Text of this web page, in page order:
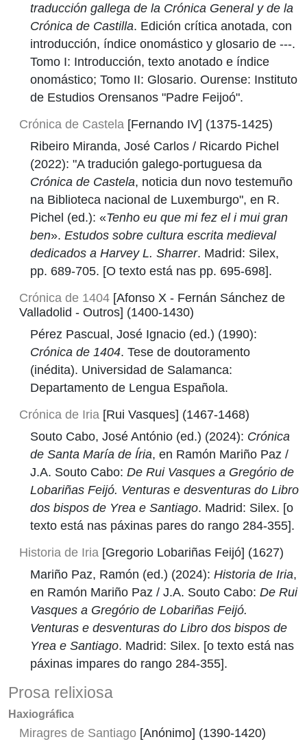
traducción gallega de la Crónica General y de la
Crónica de Castilla. Edición crítica anotada, con
introducción, índice onomástico y glosario de ---.
Tomo I: Introducción, texto anotado e índice
onomástico; Tomo II: Glosario. Ourense: Instituto
de Estudios Orensanos "Padre Feijoó".
Crónica de Castela [Fernando IV] (1375-1425)
Ribeiro Miranda, José Carlos / Ricardo Pichel
(2022): "A tradución galego-portuguesa da
Crónica de Castela, noticia dun novo testemuño
na Biblioteca nacional de Luxemburgo", en R.
Pichel (ed.): «Tenho eu que mi fez el i mui gran
ben». Estudos sobre cultura escrita medieval
dedicados a Harvey L. Sharrer. Madrid: Silex,
pp. 689-705. [O texto está nas pp. 695-698].
Crónica de 1404 [Afonso X - Fernán Sánchez de
Valladolid - Outros] (1400-1430)
Pérez Pascual, José Ignacio (ed.) (1990):
Crónica de 1404. Tese de doutoramento
(inédita). Universidad de Salamanca:
Departamento de Lengua Española.
Crónica de Iria [Rui Vasques] (1467-1468)
Souto Cabo, José António (ed.) (2024): Crónica
de Santa María de Íria, en Ramón Mariño Paz /
J.A. Souto Cabo: De Rui Vasques a Gregório de
Lobariñas Feijó. Venturas e desventuras do Libro
dos bispos de Yrea e Santiago. Madrid: Silex. [o
texto está nas páxinas pares do rango 284-355].
Historia de Iria [Gregorio Lobariñas Feijó] (1627)
Mariño Paz, Ramón (ed.) (2024): Historia de Iria,
en Ramón Mariño Paz / J.A. Souto Cabo: De Rui
Vasques a Gregório de Lobariñas Feijó.
Venturas e desventuras do Libro dos bispos de
Yrea e Santiago. Madrid: Silex. [o texto está nas
páxinas impares do rango 284-355].
Prosa relixiosa
Haxiográfica
Miragres de Santiago [Anónimo] (1390-1420)